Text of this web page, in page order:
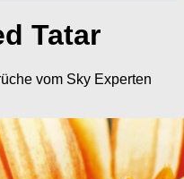
Tatar
vom Sky Experten